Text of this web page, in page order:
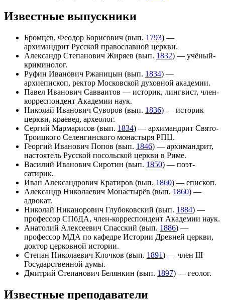
Известные выпускники
Бромцев, Феодор Борисович (вып. 1793) —
архимандрит Русской православной церкви.
Александр Степанович Жиряев (вып. 1832) — учёный-
криминолог.
Руфин Иванович Ржаницын (вып. 1834) —
архиепископ, ректор Московской духовной академии.
Павел Иванович Савваитов — историк, лингвист, член-
корреспондент Академии наук.
Николай Иванович Суворов (вып. 1836) — историк
церкви, краевед, археолог.
Сергий Мармарисов (вып. 1834) — архимандрит Свято-
Троицкого Селенгинского монастыря РПЦ.
Георгий Иванович Попов (вып. 1846) — архимандрит,
настоятель Русской посольской церкви в Риме.
Василий Иванович Сиротин (вып. 1850) — поэт-
сатирик.
Иван Александрович Кратиров (вып. 1860) — епископ.
Александр Николаевич Монастырёв (вып. 1860) —
адвокат.
Николай Никанорович Глубоковский (вып. 1884) —
профессор СПбДА, член-корреспондент Академии наук.
Анатолий Алексеевич Спасский (вып. 1886) —
профессор МДА по кафедре Истории Древней церкви,
доктор церковной истории.
Степан Николаевич Клочков (вып. 1891) — член III
Государственной думы.
Дмитрий Степанович Белянкин (вып. 1897) — геолог.
Известные преподаватели